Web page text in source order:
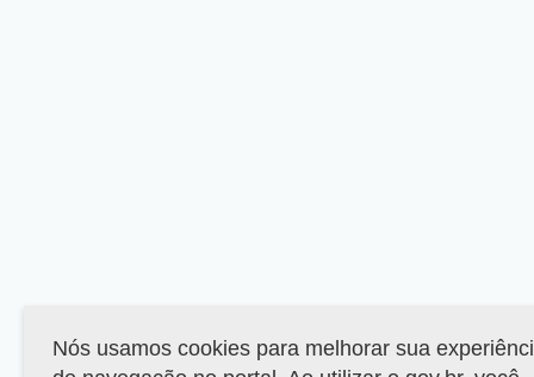
Nós usamos cookies para melhorar sua